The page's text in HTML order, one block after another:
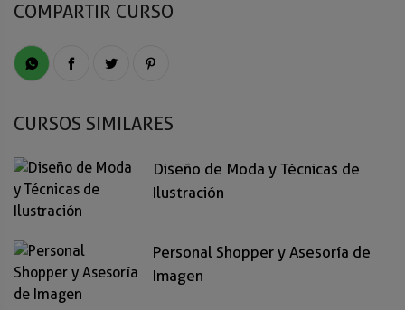
COMPARTIR CURSO
CURSOS SIMILARES
Diseño de Moda y Técnicas de
Ilustración
Personal Shopper y Asesoría de
Imagen